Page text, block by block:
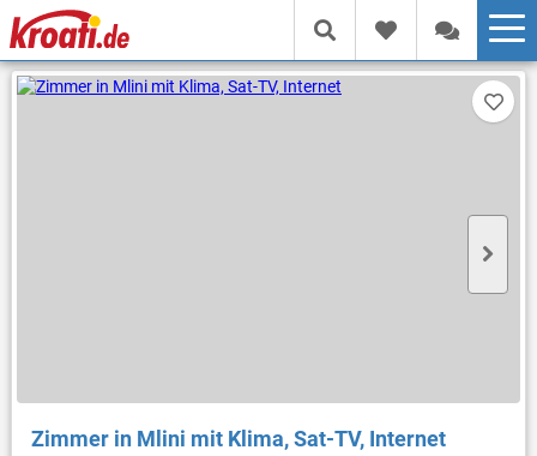
Zimmer in Mlini mit Klima, Sat-TV, Internet